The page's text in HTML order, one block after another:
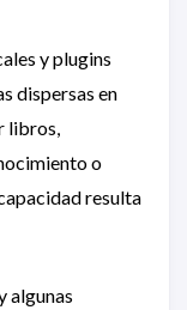
y plugins
dispersas en
libros,
o
resulta
algunas